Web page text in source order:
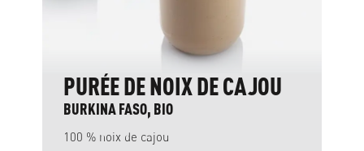
PURÉE DE NOIX DE CAJOU
BURKINA FASO, BIO
100 % noix de cajou